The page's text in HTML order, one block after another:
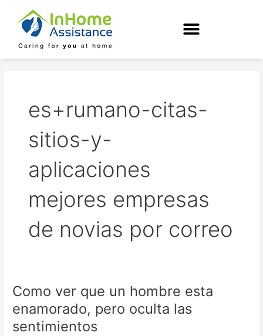
content
es+rumano-citas-
sitios-y-
aplicaciones
mejores empresas
de novias por correo
Como ver que un hombre esta
enamorado, pero oculta las
sentimientos
Como
que
un